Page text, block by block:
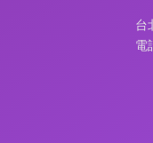
台
電